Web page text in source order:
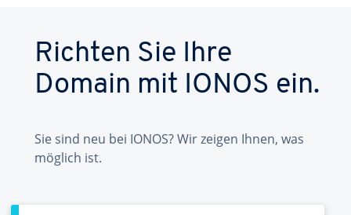
Richten Sie Ihre
Domain mit IONOS ein.
Sie sind neu bei IONOS? Wir zeigen Ihnen, was
möglich ist.